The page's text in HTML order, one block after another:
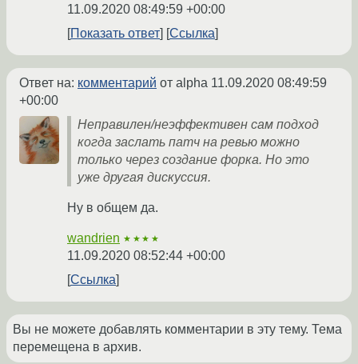
11.09.2020 08:49:59 +00:00
Показать ответ
Ссылка
Ответ на: комментарий от alpha 11.09.2020 08:49:59
+00:00
Неправилен/неэффективен сам подход
когда заслать патч на ревью можно
только через создание форка. Но это
уже другая дискуссия.
Ну в общем да.
wandrien ★★★★
11.09.2020 08:52:44 +00:00
Ссылка
Вы не можете добавлять комментарии в эту тему. Тема
перемещена в архив.